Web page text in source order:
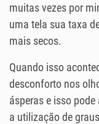
muitas vezes por
uma tela sua taxa
mais secos.
Quando isso
desconforto nos
ásperas e isso
a utilização de